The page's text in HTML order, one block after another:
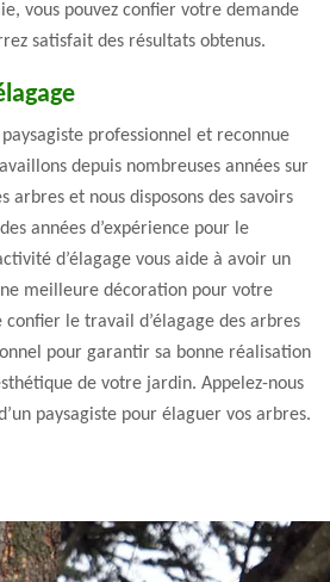
vous pouvez confier votre demande
satisfait des résultats obtenus.
professionnel et reconnue
depuis nombreuses années sur
arbres et nous disposons des savoirs
années d’expérience pour le
d’élagage vous aide à avoir un
meilleure décoration pour votre
le travail d’élagage des arbres
pour garantir sa bonne réalisation
de votre jardin. Appelez-nous
paysagiste pour élaguer vos arbres.